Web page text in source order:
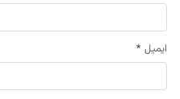
ایمیل *